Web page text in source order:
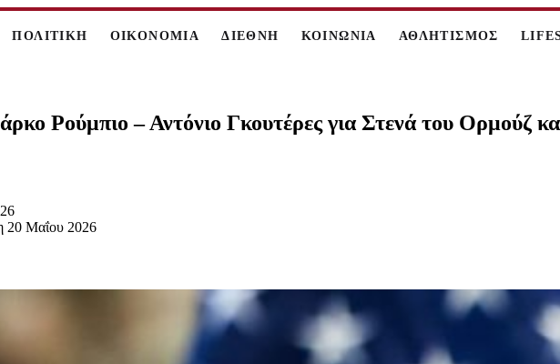
ΠΟΛΙΤΙΚΗ ΟΙΚΟΝΟΜΙΑ ΔΙΕΘΝΗ ΚΟΙΝΩΝΙΑ ΑΘΛΗΤΙΣΜΟΣ
Ρούμπιο – Αντόνιο Γκουτέρες για Στενά του Ορμούζ
20 Μαΐου 2026